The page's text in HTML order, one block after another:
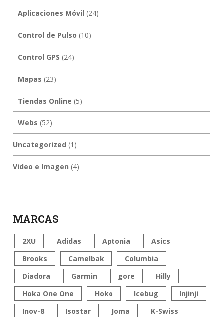
Aplicaciones Móvil (24)
Control de Pulso (10)
Control GPS (24)
Mapas (23)
Tiendas Online (5)
Webs (52)
Uncategorized (1)
Video e Imagen (4)
MARCAS
2XU Adidas Aptonia
Asics
Brooks
Camelbak
Columbia
Diadora
Garmin gore
Hilly
Hoka One One
Hoko Icebug
Injinji
Inov-8
Isostar Joma K-Swiss